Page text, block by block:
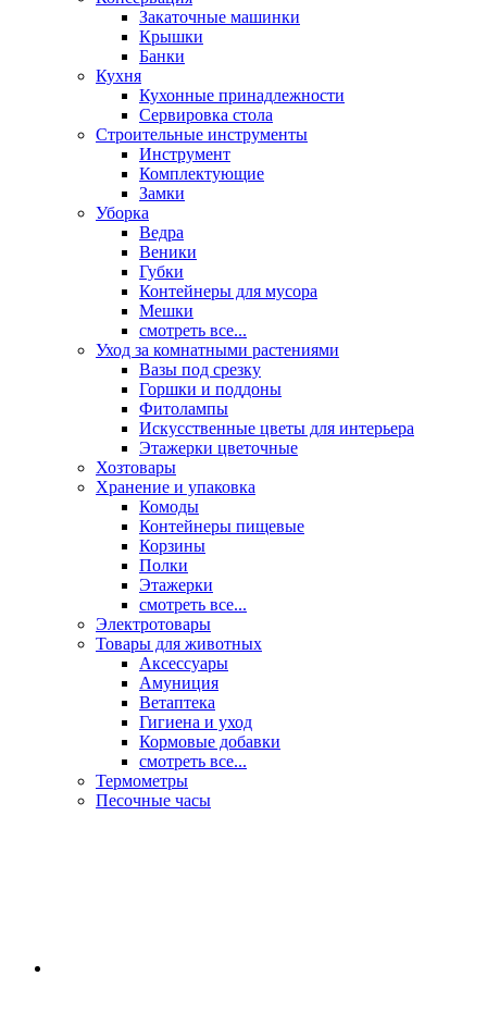
Закаточные машинки
Крышки
Банки
Кухня
Кухонные принадлежности
Сервировка стола
Строительные инструменты
Инструмент
Комплектующие
Замки
Уборка
Ведра
Веники
Губки
Контейнеры для мусора
Мешки
смотреть все...
Уход за комнатными растениями
Вазы под срезку
Горшки и поддоны
Фитолампы
Искусственные цветы для интерьера
Этажерки цветочные
Хозтовары
Хранение и упаковка
Комоды
Контейнеры пищевые
Корзины
Полки
Этажерки
смотреть все...
Электротовары
Товары для животных
Аксессуары
Амуниция
Ветаптека
Гигиена и уход
Кормовые добавки
смотреть все...
Термометры
Песочные часы